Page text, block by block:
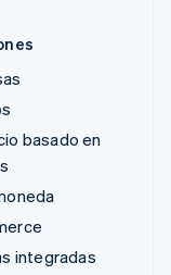
basado en
integradas